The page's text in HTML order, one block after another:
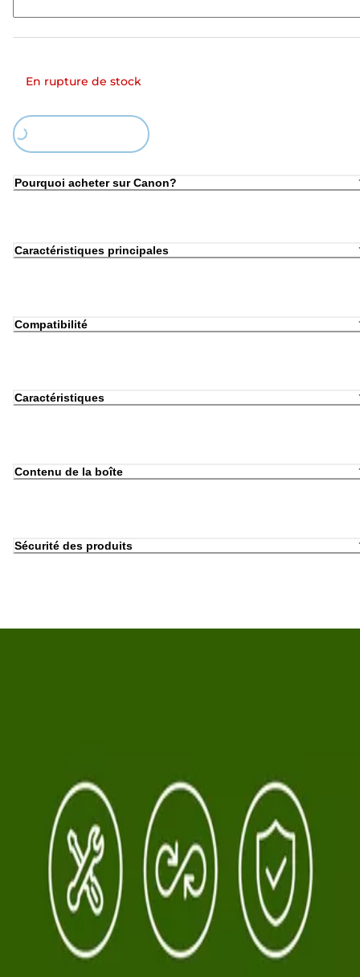
En rupture de stock
Pourquoi acheter sur Canon?
Caractéristiques principales
Compatibilité
Caractéristiques
Contenu de la boîte
Sécurité des produits